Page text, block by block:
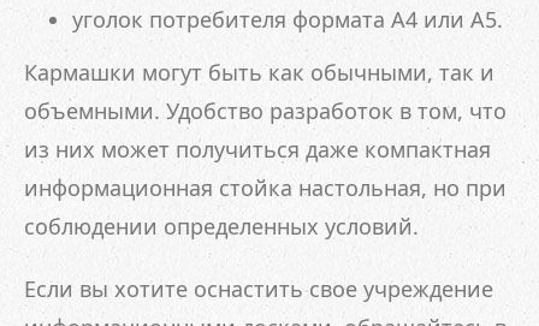
уголок потребителя формата А4 или А5.
Кармашки могут быть как обычными, так и
объемными. Удобство разработок в том, что
из них может получиться даже компактная
информационная стойка настольная, но при
соблюдении определенных условий.
Если вы хотите оснастить свое учреждение